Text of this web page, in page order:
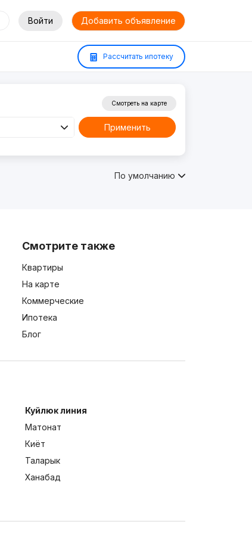
Войти Добавить объявление
Рассчитать ипотеку
Смотреть на карте
Применить
По умолчанию
Смотрите также
Квартиры
На карте
Коммерческие
Ипотека
Блог
Куйлюк линия
Матонат
Киёт
Таларык
Ханабад